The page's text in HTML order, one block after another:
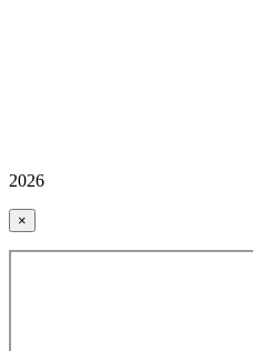
2026
×